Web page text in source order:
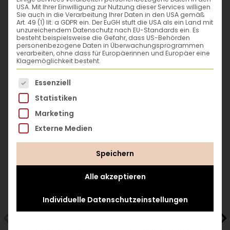
dann: Lass uns ein paar festgefahrene
Regeln sprengen, gemeinsam anpacken
und die Welt verändern. Bist du dabei?
Das ist unsere Chance:
bekämpfen wir die Folgen der
monokulturellen Landwirtschaft nachhaltig,
schonen Ressourcen und die Natur. Denn: Es
geht um unser Überleben.
Bye bye Klimakrise, hallo Permakultur:
industrielle Landwirtschaft ist ein Modell von
vorgestern – wir wollen umsetzbare
und eine enkeltaugliche Zukunft.
Selbstversorger-Garten bis zur
ökologischen Biotop-Landwirtschaft und ist
heute einer der bekanntesten
Permakulturisten Deutschlands.
www.kreislauf-gaerten.de
Das könnte dir gefallen
USA. Mit Ihrer Einwilligung zur Nutzung dieser Services willigen
Sie auch in die Verarbeitung Ihrer Daten in den USA gemäß
Art. 49 (1) lit. a GDPR ein. Der EuGH stuft die USA als ein Land mit
unzureichendem Datenschutz nach EU-Standards ein. Es
besteht beispielsweise die Gefahr, dass US-Behörden
personenbezogene Daten in Überwachungsprogrammen
verarbeiten, ohne dass für Europäerinnen und Europäer eine
Klagemöglichkeit besteht.
Es folgt eine Liste der Service-Gruppen, für die
Essenziell
Statistiken
Marketing
Externe Medien
Speichern
Alle akzeptieren
Individuelle Datenschutzeinstellungen